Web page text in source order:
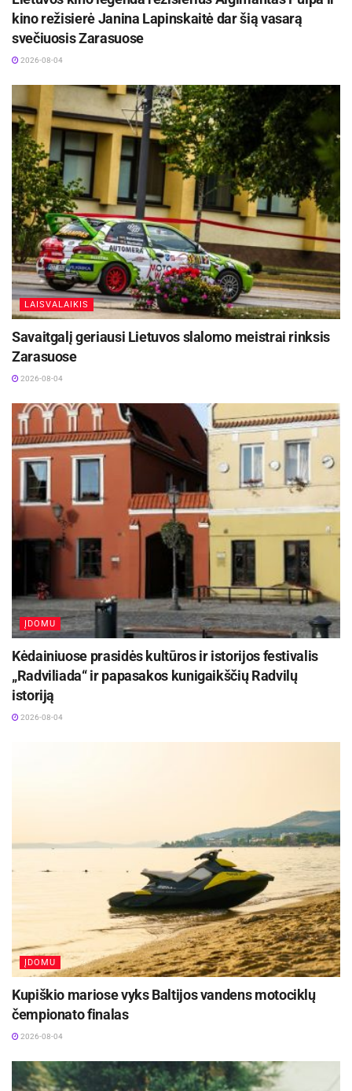
kino režisierė Janina Lapinskaitė dar šią vasarą
svečiuosis Zarasuose
2026-08-04
LAISVALAIKIS
Savaitgalį geriausi Lietuvos slalomo meistrai rinksis
Zarasuose
2026-08-04
ĮDOMU
Kėdainiuose prasidės kultūros ir istorijos festivalis
„Radviliada“ ir papasakos kunigaikščių Radvilų
istoriją
2026-08-04
ĮDOMU
Kupiškio mariose vyks Baltijos vandens motociklų
čempionato finalas
2026-08-04